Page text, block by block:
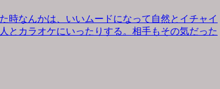
時なんかは、いいムードになって自然とイチャイ
とカラオケにいったりする。相手もその気だった